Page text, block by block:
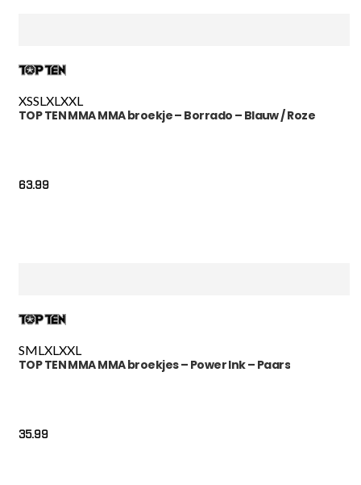
XSSLXLXXL
TOP TEN MMA MMA broekje – Borrado – Blauw / Roze
63.99
SML XL XXL
TOP TEN MMA MMA broekjes – Power Ink – Paars
35.99